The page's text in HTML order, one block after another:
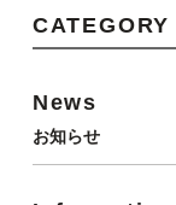
CATEGORY
News
お知らせ